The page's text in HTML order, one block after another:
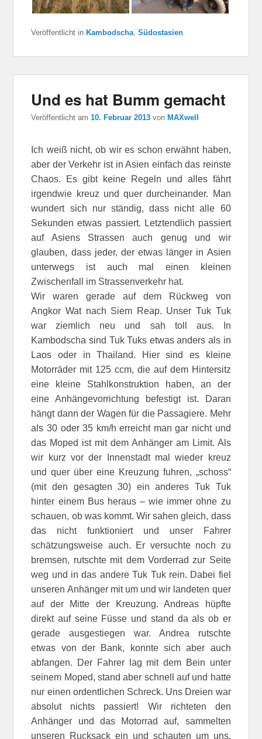
Veröffentlicht in Kambodscha,Südostasien
Und es hat Bumm gemacht
Veröffentlicht am10. Februar 2013 von MAXwell
Ich weiß nicht, ob wir es schon erwähnt haben,
aber der Verkehr ist in Asien einfach das reinste
Chaos. Es gibt keine Regeln und alles fährt
irgendwie kreuz und quer durcheinander. Man
wundert sich nur ständig, dass nicht alle 60
Sekunden etwas passiert. Letztendlich passiert
auf Asiens Strassen auch genug und wir
glauben, dass jeder, der etwas länger in Asien
unterwegs ist auch mal einen kleinen
Zwischenfall im Strassenverkehr hat.
Wir waren gerade auf dem Rückweg von
Angkor Wat nach Siem Reap. Unser Tuk Tuk
war ziemlich neu und sah toll aus. In
Kambodscha sind Tuk Tuks etwas anders als in
Laos oder in Thailand. Hier sind es kleine
Motorräder mit 125 ccm, die auf dem Hintersitz
eine kleine Stahlkonstruktion haben, an der
eine Anhängevorrichtung befestigt ist. Daran
hängt dann der Wagen für die Passagiere. Mehr
als 30 oder 35 km/h erreicht man gar nicht und
das Moped ist mit dem Anhänger am Limit. Als
wir kurz vor der Innenstadt mal wieder kreuz
und quer über eine Kreuzung fuhren, „schoss“
(mit den gesagten 30) ein anderes Tuk Tuk
hinter einem Bus heraus – wie immer ohne zu
schauen, ob was kommt. Wir sahen gleich, dass
das nicht funktioniert und unser Fahrer
schätzungsweise auch. Er versuchte noch zu
bremsen, rutschte mit dem Vorderrad zur Seite
weg und in das andere Tuk Tuk rein. Dabei fiel
unseren Anhänger mit um und wir landeten quer
auf der Mitte der Kreuzung. Andreas hüpfte
direkt auf seine Füsse und stand da als ob er
gerade ausgestiegen war. Andrea rutschte
etwas von der Bank, konnte sich aber auch
abfangen. Der Fahrer lag mit dem Bein unter
seinem Moped, stand aber schnell auf und hatte
nur einen ordentlichen Schreck. Uns Dreien war
absolut nichts passiert! Wir richteten den
Anhänger und das Motorrad auf, sammelten
unseren Rucksack ein und schauten um uns.